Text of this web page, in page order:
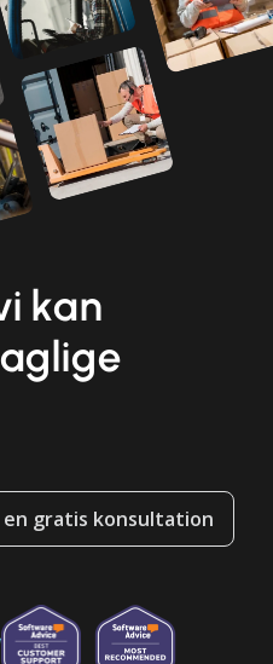
kan
en gratis konsultation